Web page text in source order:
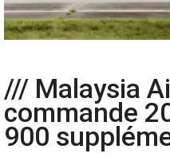
/// Malaysia
commande
900